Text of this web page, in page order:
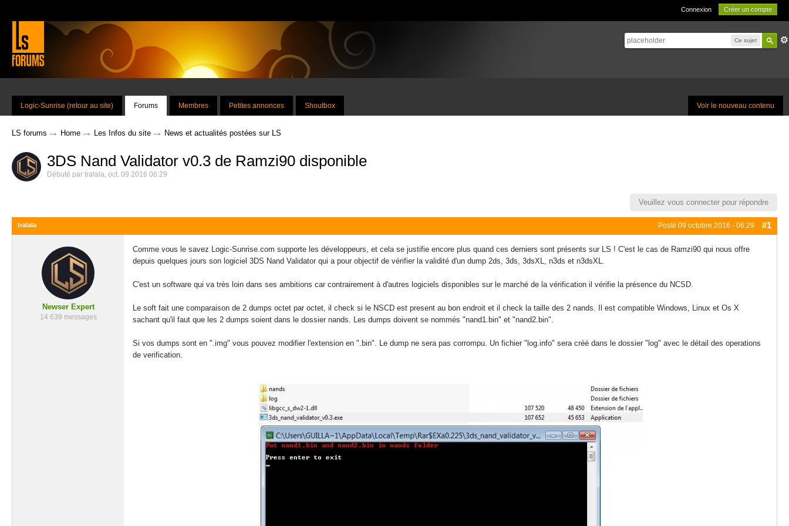
Connexion Créer un compte
Ce sujet
Voir le nouveau contenu
Logic-Sunrise (retour au site) Forums Membres Petites annonces Shoutbox
LS forums → Home → Les Infos du site → News et actualités postées sur LS
3DS Nand Validator v0.3 de Ramzi90 disponible
Débuté par tralala, oct. 09 2016 06:29
Veuillez vous connecter pour répondre
Posté 09 octobre 2016 - 06:29 #1
tralala
Newser Expert
14 639 messages
Comme vous le savez Logic-Sunrise.com supporte les développeurs, et cela se justifie encore plus quand ces derniers sont présents sur LS ! C'est le cas de Ramzi90 qui nous offre
depuis quelques jours son logiciel 3DS Nand Validator qui a pour objectif de vérifier la validité d'un dump 2ds, 3ds, 3dsXL, n3ds et n3dsXL.
C'est un software qui va très loin dans ses ambitions car contrairement à d'autres logiciels disponibles sur le marché de la vérification il vérifie la présence du NCSD.
Le soft fait une comparaison de 2 dumps octet par octet, il check si le NSCD est present au bon endroit et il check la taille des 2 nands. Il est compatible Windows, Linux et Os X
sachant qu'il faut que les 2 dumps soient dans le dossier nands. Les dumps doivent se nommés "nand1.bin" et "nand2.bin".
Si vos dumps sont en ".img" vous pouvez modifier l'extension en ".bin". Le dump ne sera pas corrompu. Un fichier "log.info" sera créé dans le dossier "log" avec le détail des operations
de verification.